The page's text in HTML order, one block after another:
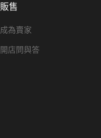
販售
成為賣家
開店問與答